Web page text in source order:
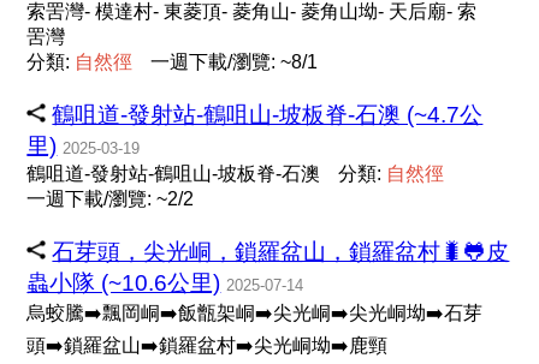
索罟灣- 模達村- 東菱頂- 菱角山- 菱角山坳- 天后廟- 索
罟灣
分類: 自然徑 一週下載/瀏覽: ~8/1
鶴咀道-發射站-鶴咀山-坡板脊-石澳 (~4.7公
里) 2025-03-19
鶴咀道-發射站-鶴咀山-坡板脊-石澳 分類: 自然徑
一週下載/瀏覽: ~2/2
石芽頭，尖光峒，鎖羅盆山，鎖羅盆村🐛🐸皮
蟲小隊 (~10.6公里) 2025-07-14
烏蛟騰➡️飄岡峒➡️飯甑架峒➡️尖光峒➡️尖光峒坳➡️石芽
頭➡️鎖羅盆山➡️鎖羅盆村➡️尖光峒坳➡️鹿頸